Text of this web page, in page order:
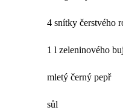
4 snítky čerstvého
1 l zeleninového
mletý černý pepř
sůl